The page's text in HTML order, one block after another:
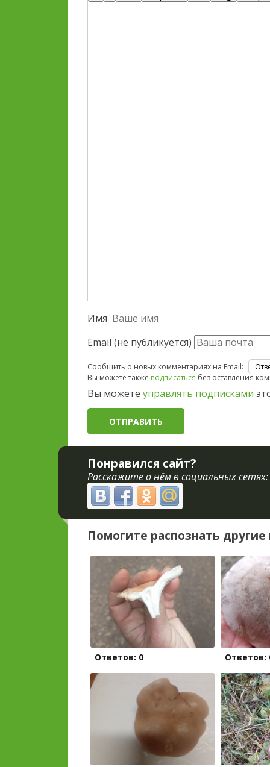
Имя
Email (не публикуется)
Сообщить о новых комментариях на Email:
Вы можете также подписаться без оставления
Вы можете управлять подписками
Понравился сайт?
Расскажите о нём в социальных сетях:
Помогите распознать другие
Ответов: 0 Ответов: